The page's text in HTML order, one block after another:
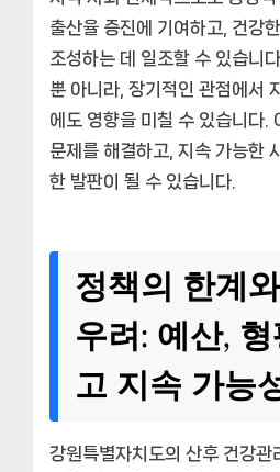
출산율 증진에 기여하고, 건강
조성하는 데 일조할 수 있습니
뿐 아니라, 장기적인 관점에서
에도 영향을 미칠 수 있습니다.
문제를 해결하고, 지속 가능한
한 발판이 될 수 있습니다.
정책의 한계
우려: 예산, 형
고 지속 가능
강원특별자치도의 산후 건강관